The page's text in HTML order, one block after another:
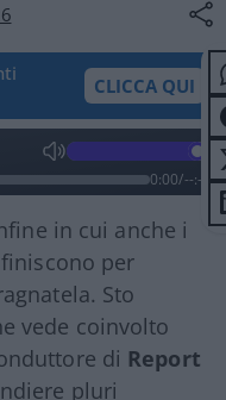
CLICCA QUI
0:00/--:--
in cui anche i
per
Sto
vede coinvolto
di Report
pluri